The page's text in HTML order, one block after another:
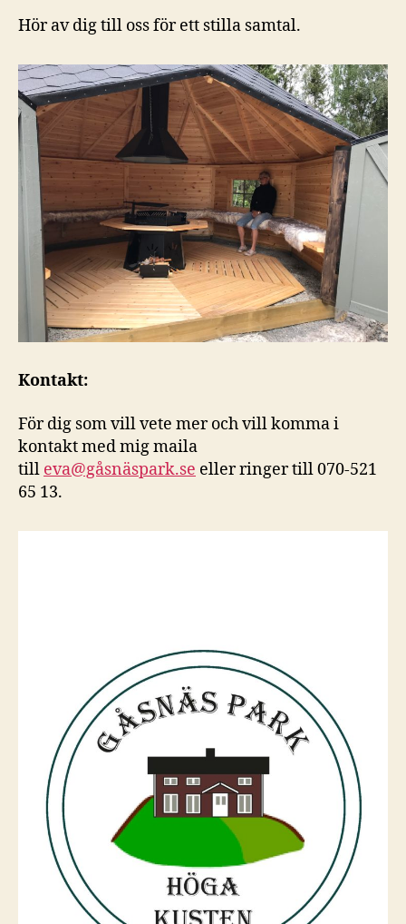
Hör av dig till oss för ett stilla samtal.
Kontakt:
För dig som vill vete mer och vill komma i
kontakt med mig maila
till eva@gåsnäspark.se eller ringer till 070-521
65 13.